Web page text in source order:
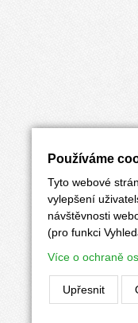
Používáme
Tyto webové
vylepšení
návštěvnosti
(pro funkci
Více o ochraně
Upřesnit